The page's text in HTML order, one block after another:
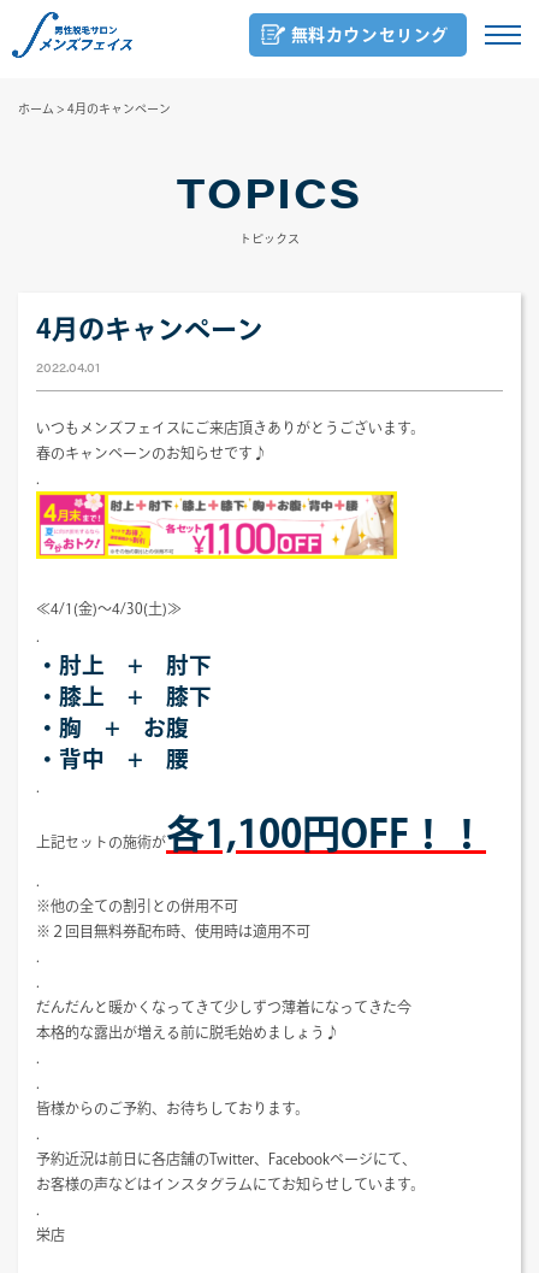
無料カウンセリング
ホーム > 4月のキャンペーン
TOPICS
トピックス
4月のキャンペーン
2022.04.01
いつもメンズフェイスにご来店頂きありがとうございます。
春のキャンペーンのお知らせです♪
≪4/1(金)～4/30(土)≫
・肘上 + 肘下
・膝上 + 膝下
・胸 + お腹
・背中 + 腰
上記セットの施術が各1,100円OFF！！
※他の全ての割引との併用不可
※２回目無料券配布時、使用時は適用不可
だんだんと暖かくなってきて少しずつ薄着になってきた今
本格的な露出が増える前に脱毛始めましょう♪
皆様からのご予約、お待ちしております。
予約近況は前日に各店舗のTwitter、Facebookページにて、
お客様の声などはインスタグラムにてお知らせしています。
栄店